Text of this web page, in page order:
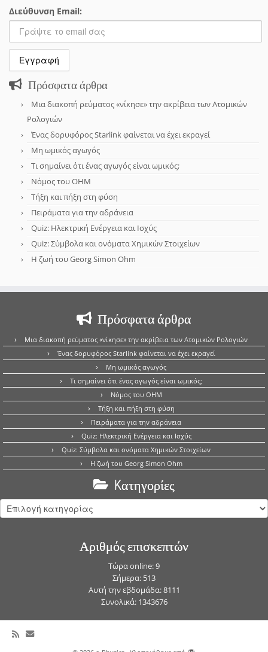
Διεύθυνση Email:
Πρόσφατα άρθρα
Μια διακοπή ρεύματος «νίκησε» την ακρίβεια των Ατομικών
Ρολογιών
Ένας δορυφόρος Starlink φαίνεται να έχει εκραγεί
Μη ωμικός αγωγός
Τι σημαίνει ότι ένας αγωγός είναι ωμικός;
Νόμος του OHM
Τήξη και πήξη στη φύση
Πειράματα για την αδράνεια
Quiz: Ηλεκτρική Ενέργεια και Ισχύς
Quiz: Σύμβολα και ονόματα Χημικών Στοιχείων
Η ζωή του Georg Simon Ohm
Πρόσφατα άρθρα
Μια διακοπή ρεύματος «νίκησε» την ακρίβεια των Ατομικών Ρολογιών
Ένας δορυφόρος Starlink φαίνεται να έχει εκραγεί
Μη ωμικός αγωγός
Τι σημαίνει ότι ένας αγωγός είναι ωμικός;
Νόμος του OHM
Τήξη και πήξη στη φύση
Πειράματα για την αδράνεια
Quiz: Ηλεκτρική Ενέργεια και Ισχύς
Quiz: Σύμβολα και ονόματα Χημικών Στοιχείων
Η ζωή του Georg Simon Ohm
Kατηγορίες
Kατηγορίες
Αριθμός επισκεπτών
Τώρα online: 9
Σήμερα: 513
Αυτή την εβδομάδα: 8111
Συνολικά: 1343676